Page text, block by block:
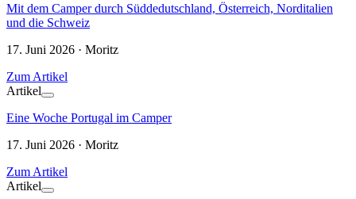
Mit dem Camper durch Süddedutschland, Österreich, Norditalien
und die Schweiz
17. Juni 2026 · Moritz
Zum Artikel
Artikel
Eine Woche Portugal im Camper
17. Juni 2026 · Moritz
Zum Artikel
Artikel